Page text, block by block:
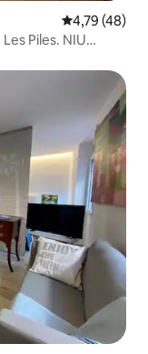
Gemiddelde
4,79 (48)
Piles. NIU